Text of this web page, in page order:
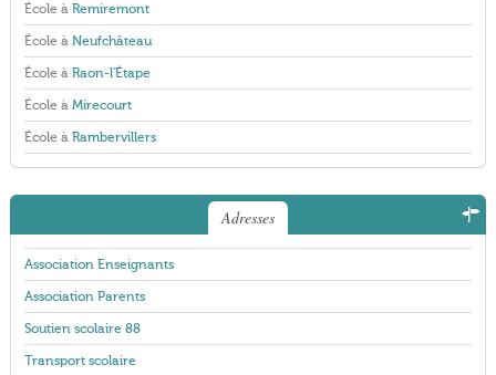
École à Remiremont
École à Neufchâteau
École à Raon-l'Étape
École à Mirecourt
École à Rambervillers
Adresses
Association Enseignants
Association Parents
Soutien scolaire 88
Transport scolaire